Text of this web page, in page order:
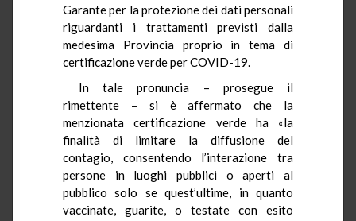
Garante per la protezione dei dati personali
riguardanti i trattamenti previsti dalla
medesima Provincia proprio in tema di
certificazione verde per COVID-19.
In tale pronuncia – prosegue il
rimettente – si è affermato che la
menzionata certificazione verde ha «la
finalità di limitare la diffusione del
contagio, consentendo l’interazione tra
persone in luoghi pubblici o aperti al
pubblico solo se quest’ultime, in quanto
vaccinate, guarite, o testate con esito